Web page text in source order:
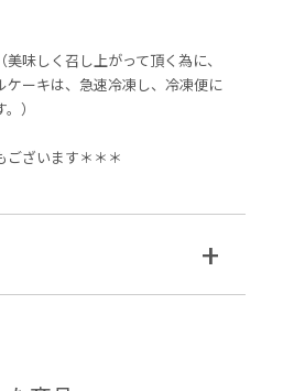
味しく召し上がって頂く為に、
ケーキは、急速冷凍し、冷凍便に
）
ございます＊＊＊